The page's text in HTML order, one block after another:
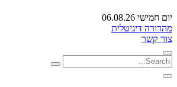
יום חמישי 06.08.26
מהדורה דיגיטלית
צור קשר